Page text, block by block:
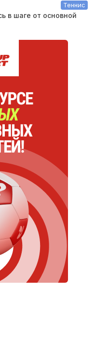
Теннис
в шаге от основной